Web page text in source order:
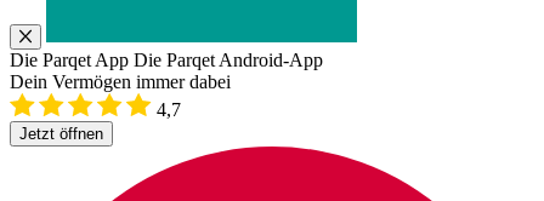
Die Parqet App Die Parqet Android-App
Dein Vermögen immer dabei
4,7
Jetzt öffnen